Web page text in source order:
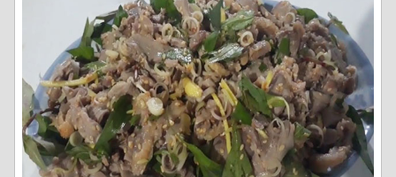
thưởng thức đúng không nào? Hôm nay, chúng tôi sẽ
hướng dẫn các bạn cách làm món thịt ngan om sấu
khoai sọ thơm ngon và bổ dưỡng này nhé!
Nguyên liệu làm Ngan om sấu khoai sọ (Cho 4 người
ăn)
· Ngan 700 g (khoảng 1/2 con)
· Quả sấu 200 g